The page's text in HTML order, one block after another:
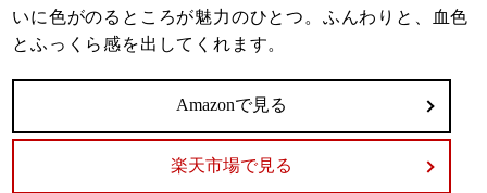
いに色がのるところが魅力のひとつ。ふんわりと、血色
とふっくら感を出してくれます。
Amazonで見る
楽天市場で見る